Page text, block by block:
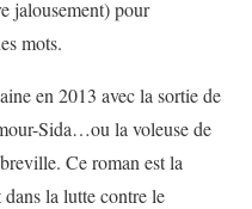
jalousement) pour
mots.
en 2013 avec la sortie de
Sida…ou la voleuse de
Ce roman est la
la lutte contre le